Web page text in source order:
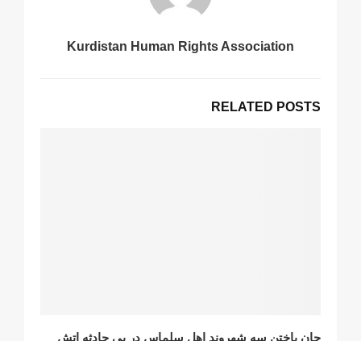
Kurdistan Human Rights Association
RELATED POSTS
جان باختن سه شهروند اهل سلماس در پی حادثه اتش